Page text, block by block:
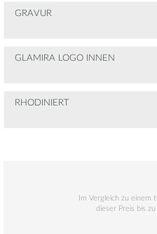
GRAVUR
GLAMIRA LOGO INNEN
RHODINIERT
Im Vergleich zu einem
dieser Preis bis zu